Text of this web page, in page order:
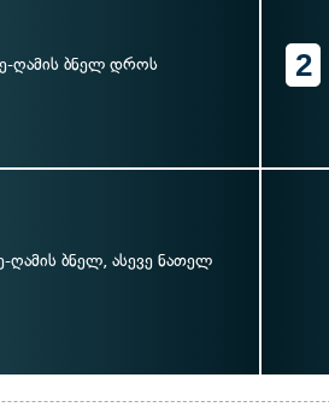
ბნელ დროს 2
ბნელ, ასევე ნათელ